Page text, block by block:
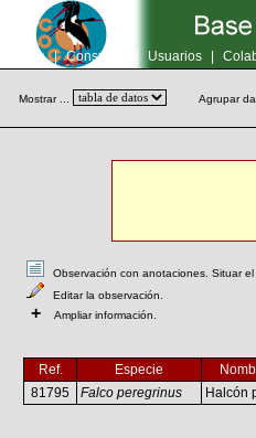
Inicio | Consultas Usuarios
Mostrar ... Agrupar
Observación con anotaciones. Situar
Editar la observación.
+ Ampliar información.
Ref. Especie
81795
Falco peregrinus Halcón